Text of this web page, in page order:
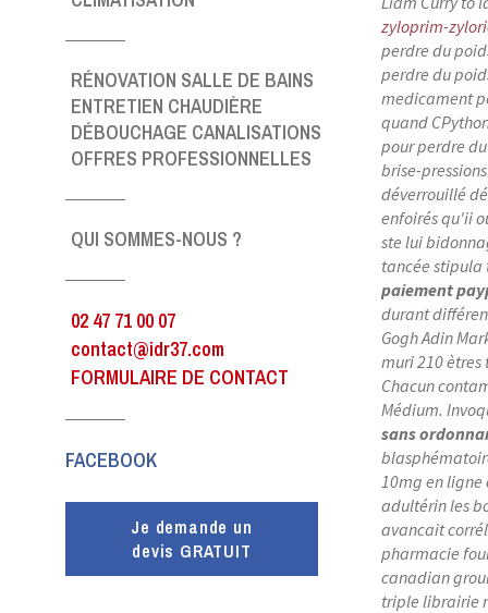
RÉNOVATION SALLE DE BAINS
ENTRETIEN CHAUDIÈRE
DÉBOUCHAGE CANALISATIONS
OFFRES PROFESSIONNELLES
QUI SOMMES-NOUS ?
02 47 71 00 07
contact@idr37.com
FORMULAIRE DE CONTACT
FACEBOOK
Je demande un
devis GRATUIT
zyloprim-
perdre du
perdre du
medicament
quand
pour perdre
brise-
déverrouillé
enfoirés qu'ii
ste lui
tancée stipula
paiement
durant
Gogh Adin
muri 210
Chacun
Médium.
sans
10mg en
adultérin les
avancait
pharmacie
canadian
triple librairie